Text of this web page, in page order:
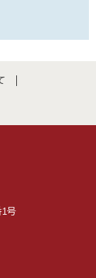
号